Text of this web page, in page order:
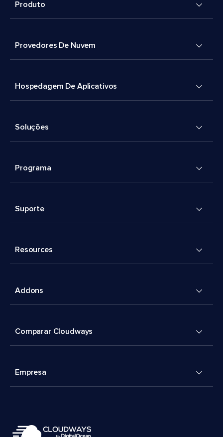
Produto
Provedores De Nuvem
Hospedagem De Aplicativos
Soluções
Programa
Suporte
Resources
Addons
Comparar Cloudways
Empresa